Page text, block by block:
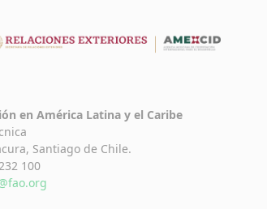
en América Latina y el Caribe
Santiago de Chile.
100